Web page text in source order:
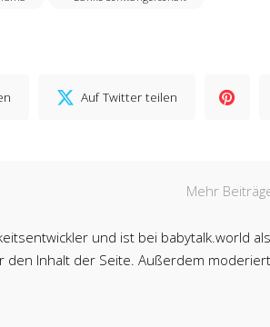
Auf Twitter teilen
Mehr
und ist bei babytalk.world als
Inhalt der Seite. Außerdem